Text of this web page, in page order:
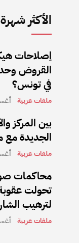
الأكثر شهرة
إصلاحات
القروض
في تونس؟
ملفات عربية
بين المركز
الجديدة
ملفات عربية
محاكمات
تحولت عقوبة
لترهيب
ملفات عربية